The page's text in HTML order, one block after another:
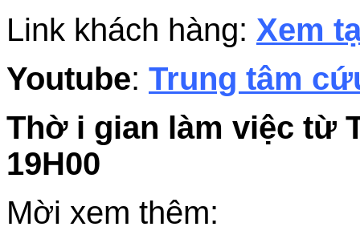
Link khách hàng: Xem
Youtube: Trung tâm
Thờ i gian làm việc từ
19H00
Mời xem thêm: